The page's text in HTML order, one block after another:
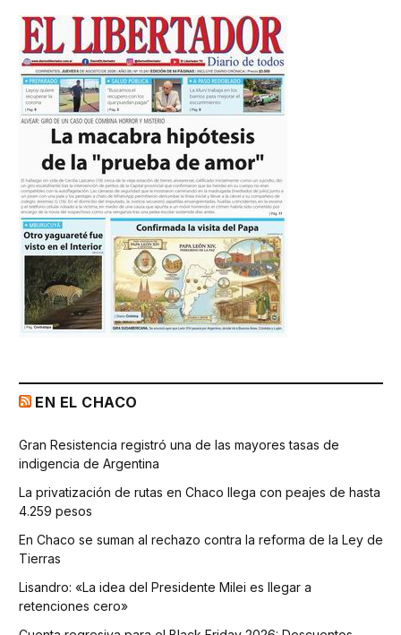
EN EL CHACO
Gran Resistencia registró una de las mayores tasas de
indigencia de Argentina
La privatización de rutas en Chaco llega con peajes de hasta
4.259 pesos
En Chaco se suman al rechazo contra la reforma de la Ley de
Tierras
Lisandro: «La idea del Presidente Milei es llegar a
retenciones cero»